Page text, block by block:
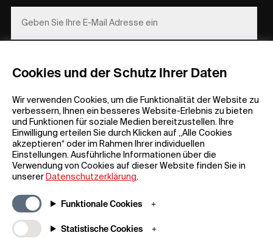
Cookies und der Schutz Ihrer Daten
Wir verwenden Cookies, um die Funktionalität der Website zu
verbessern, Ihnen ein besseres Website-Erlebnis zu bieten
und Funktionen für soziale Medien bereitzustellen. Ihre
Einwilligung erteilen Sie durch Klicken auf „Alle Cookies
akzeptieren“ oder im Rahmen Ihrer individuellen
Einstellungen. Ausführliche Informationen über die
Verwendung von Cookies auf dieser Website finden Sie in
unserer Datenschutzerklärung.
Funktionale Cookies
Statistische Cookies
Allgemeine Informationen
FAQ
Allgemeine
Teilnahmebedingungen für
Unternehmen
REGISTRIEREN